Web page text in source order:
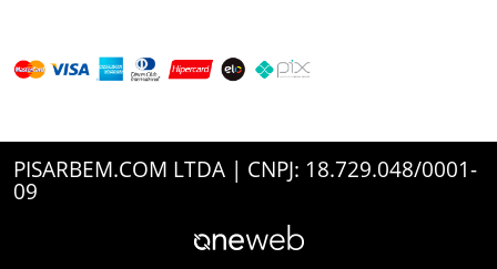
PISARBEM.COM LTDA | CNPJ: 18.729.048/0001-
09